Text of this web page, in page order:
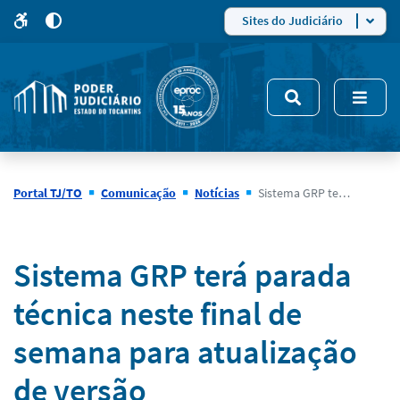
site
5
modo
de
alto
Sites do Judiciário
Portal TJ/TO Comunicação Notícias Sistema GRP terá parada técnica neste final de semana para atualização de versão
Notícias
Sistema GRP terá parada
técnica neste final de
semana para atualização
de versão